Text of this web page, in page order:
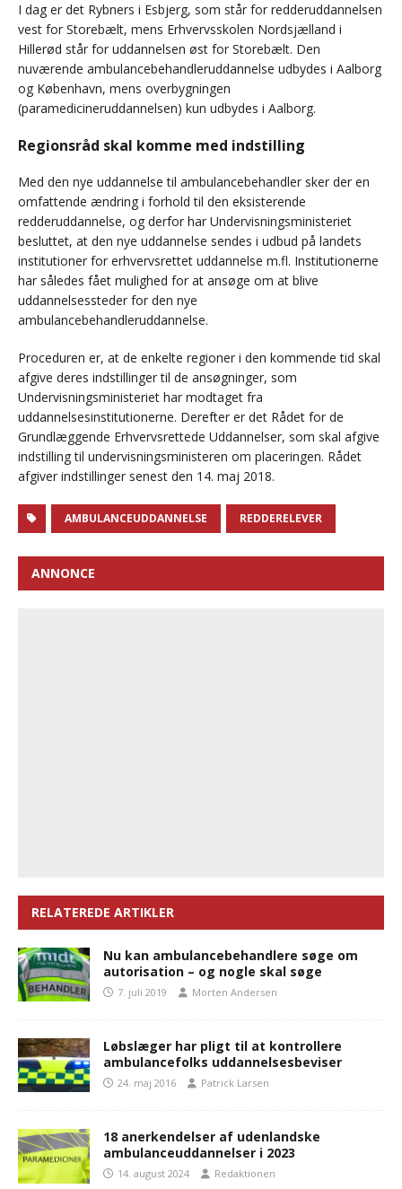
I dag er det Rybners i Esbjerg, som står for redderuddannelsen
vest for Storebælt, mens Erhvervsskolen Nordsjælland i
Hillerød står for uddannelsen øst for Storebælt. Den
nuværende ambulancebehandleruddannelse udbydes i Aalborg
og København, mens overbygningen
(paramedicineruddannelsen) kun udbydes i Aalborg.
Regionsråd skal komme med indstilling
Med den nye uddannelse til ambulancebehandler sker der en
omfattende ændring i forhold til den eksisterende
redderuddannelse, og derfor har Undervisningsministeriet
besluttet, at den nye uddannelse sendes i udbud på landets
institutioner for erhvervsrettet uddannelse m.fl. Institutionerne
har således fået mulighed for at ansøge om at blive
uddannelsessteder for den nye
ambulancebehandleruddannelse.
Proceduren er, at de enkelte regioner i den kommende tid skal
afgive deres indstillinger til de ansøgninger, som
Undervisningsministeriet har modtaget fra
uddannelsesinstitutionerne. Derefter er det Rådet for de
Grundlæggende Erhvervsrettede Uddannelser, som skal afgive
indstilling til undervisningsministeren om placeringen. Rådet
afgiver indstillinger senest den 14. maj 2018.
AMBULANCEUDDANNELSE REDDERELEVER
ANNONCE
RELATEREDE ARTIKLER
Nu kan ambulancebehandlere søge om
autorisation – og nogle skal søge
7. juli 2019 Morten Andersen
Løbslæger har pligt til at kontrollere
ambulancefolks uddannelsesbeviser
24. maj 2016 Patrick Larsen
18 anerkendelser af udenlandske
ambulanceuddannelser i 2023
14. august 2024 Redaktionen